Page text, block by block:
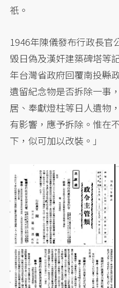
祇。
1946年陳儀發布行政長官
毀日偽及漢奸建築碑塔等
年台灣省政府回覆南投縣
遺留紀念物是否拆除一事
居、奉獻燈柱等日人遺物
有影響，應予拆除。惟在
下，似可加以改裝。」